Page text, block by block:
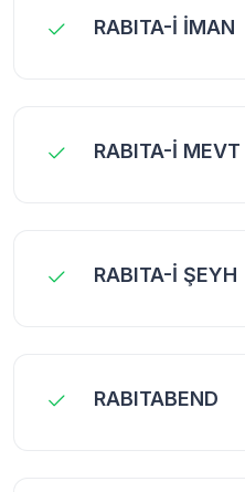
RABITA-İ İMAN
RABITA-İ MEVT
RABITA-İ ŞEYH
RABITABEND